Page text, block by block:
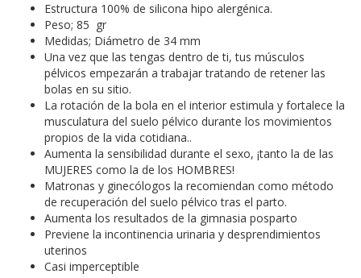
Estructura 100% de silicona hipo alergénica.
Peso; 85 gr
Medidas; Diámetro de 34 mm
Una vez que las tengas dentro de ti, tus músculos
pélvicos empezarán a trabajar tratando de retener las
bolas en su sitio.
La rotación de la bola en el interior estimula y fortalece la
musculatura del suelo pélvico durante los movimientos
propios de la vida cotidiana..
Aumenta la sensibilidad durante el sexo, ¡tanto la de las
MUJERES como la de los HOMBRES!
Matronas y ginecólogos la recomiendan como método
de recuperación del suelo pélvico tras el parto.
Aumenta los resultados de la gimnasia posparto
Previene la incontinencia urinaria y desprendimientos
uterinos
Casi imperceptible